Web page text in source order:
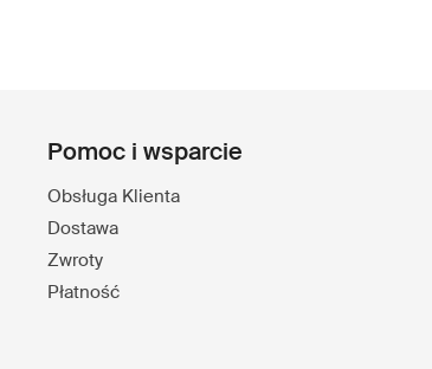
Pomoc i wsparcie
Obsługa Klienta
Dostawa
Zwroty
Płatność